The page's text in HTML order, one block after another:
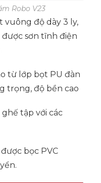
Robo V23
vuông độ dày 3 ly,
được sơn tĩnh điện
từ lớp bọt PU đàn
trọng, độ bền cao
tập với các
bọc PVC